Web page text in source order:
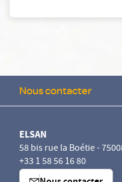
Nous contacter
ELSAN
58 bis rue la Boétie -
+33 1 58 56 16 80